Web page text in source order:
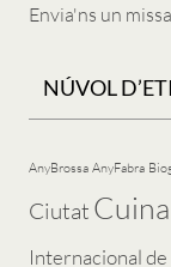
Envia'ns un
NÚVOL
AnyBrossa AnyFabra
Ciutat Cuina
Internacional